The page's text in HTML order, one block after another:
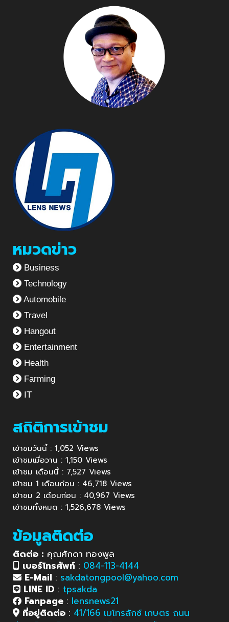
หมวดข่าว
Business
Technology
Automobile
Travel
Hangout
Entertainment
Health
Farming
IT
สถิติการเข้าชม
เข้าชมวันนี้ : 1,052 Views
เข้าชมเมื่อวาน : 1,150 Views
เข้าชม เดือนนี้ : 7,527 Views
เข้าชม 1 เดือนก่อน : 46,718 Views
เข้าชม 2 เดือนก่อน : 40,967 Views
เข้าชมทั้งหมด : 1,526,678 Views
ข้อมูลติดต่อ
ติดต่อ : คุณศักดา ทองพูล
เบอร์โทรศัพท์ : 084-113-4144
E-Mail : sakdatongpool@yahoo.com
LINE ID : tpsakda
Fanpage : lensnews21
ที่อยู่ติดต่อ : 41/166 เมโทรลักซ์ เกษตร ถนน